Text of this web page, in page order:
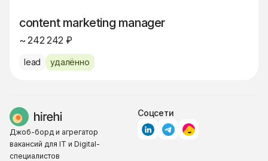
content marketing manager
~ 242 242 ₽
lead удалённо
Джоб-борд и агрегатор
вакансий для IT и Digital-
специалистов
Соцсети